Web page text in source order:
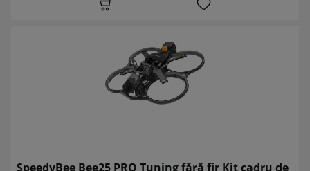
SpeedyBee Bee25 PRO Tuning fără fir Kit cadru de